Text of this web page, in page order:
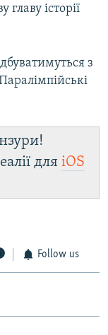
історії
з
для iOS
Follow us